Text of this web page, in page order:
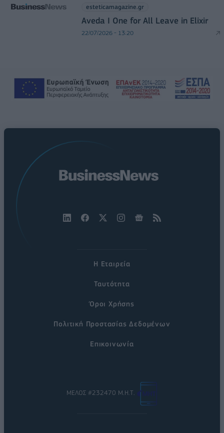
esteticamagazine.gr
Aveda I One for All Leave in Elixir
22/07/2026 - 13:20
Η Εταιρεία
Ταυτότητα
Όροι Χρήσης
Πολιτική Προστασίας Δεδομένων
Επικοινωνία
ΜΕΛΟΣ #232470 Μ.Η.Τ.